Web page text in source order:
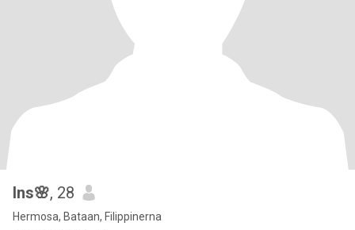
Ins🌸, 28
Hermosa, Bataan, Filippinerna